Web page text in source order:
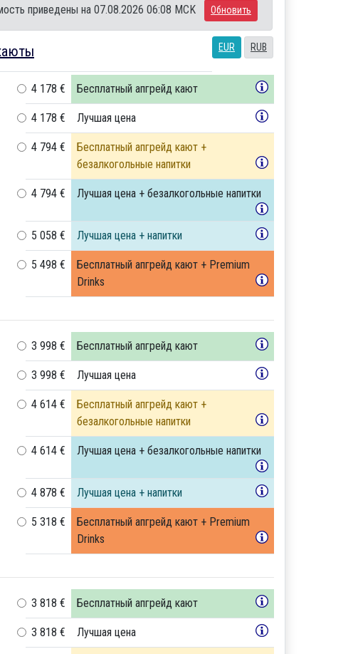
приведены на 07.08.2026 06:08 MCK Обновить
EUR RUB
4 178 € Бесплатный апгрейд кают
4 178 € Лучшая цена
4 794 €
Бесплатный апгрейд кают +
безалкогольные напитки
4 794 € Лучшая цена + безалкогольные напитки
5 058 € Лучшая цена + напитки
5 498 €
Бесплатный апгрейд кают + Premium
Drinks
3 998 € Бесплатный апгрейд кают
3 998 € Лучшая цена
4 614 €
Бесплатный апгрейд кают +
безалкогольные напитки
4 614 € Лучшая цена + безалкогольные напитки
4 878 € Лучшая цена + напитки
5 318 €
Бесплатный апгрейд кают + Premium
Drinks
3 818 € Бесплатный апгрейд кают
3 818 € Лучшая цена